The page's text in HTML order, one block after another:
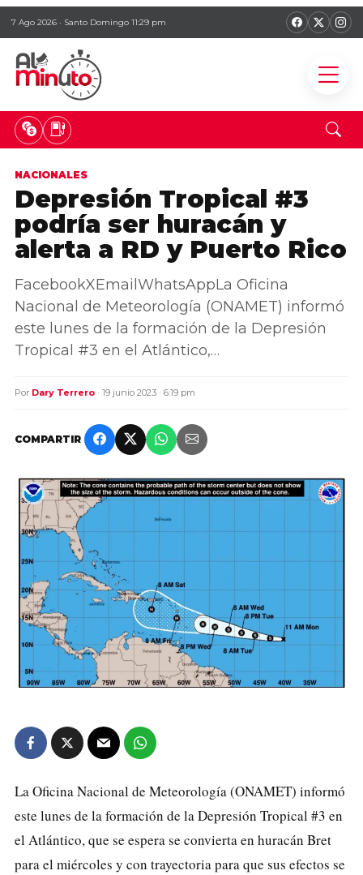
7 Ago 2026 · Santo Domingo 11:29 pm
NACIONALES
Depresión Tropical #3
podría ser huracán y
alerta a RD y Puerto Rico
FacebookXEmailWhatsAppLa Oficina
Nacional de Meteorología (ONAMET) informó
este lunes de la formación de la Depresión
Tropical #3 en el Atlántico,…
Por Dary Terrero · 19 junio 2023 · 6:19 pm
COMPARTIR
La Oficina Nacional de Meteorología (ONAMET) informó
este lunes de la formación de la Depresión Tropical #3 en
el Atlántico, que se espera se convierta en huracán Bret
para el miércoles y con trayectoria para que sus efectos se